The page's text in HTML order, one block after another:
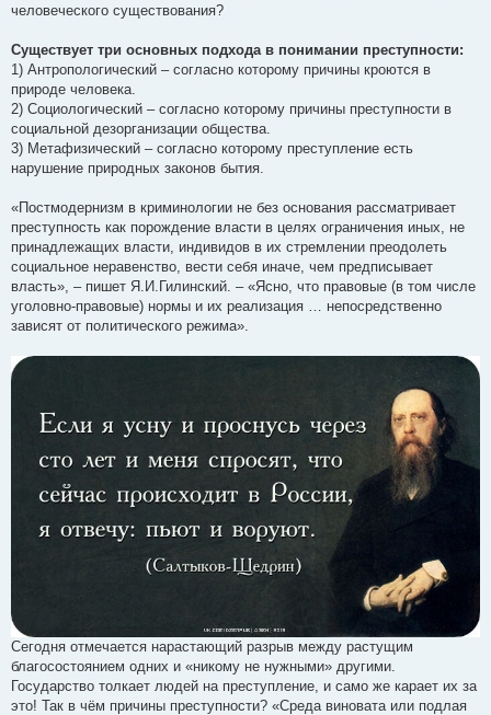
человеческого существования?
Существует три основных подхода в понимании преступности:
1) Антропологический – согласно которому причины кроются в
природе человека.
2) Социологический – согласно которому причины преступности в
социальной дезорганизации общества.
3) Метафизический – согласно которому преступление есть
нарушение природных законов бытия.
«Постмодернизм в криминологии не без основания рассматривает
преступность как порождение власти в целях ограничения иных, не
принадлежащих власти, индивидов в их стремлении преодолеть
социальное неравенство, вести себя иначе, чем предписывает
власть», – пишет Я.И.Гилинский. – «Ясно, что правовые (в том числе
уголовно-правовые) нормы и их реализация … непосредственно
зависят от политического режима».
Сегодня отмечается нарастающий разрыв между растущим
благосостоянием одних и «никому не нужными» другими.
Государство толкает людей на преступление, и само же карает их за
это! Так в чём причины преступности? «Среда виновата или подлая